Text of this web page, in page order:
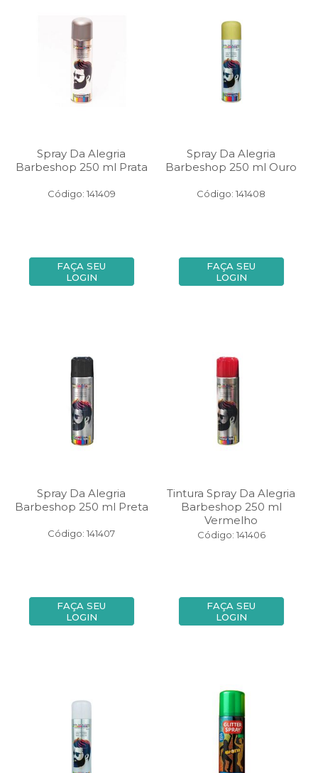
Spray Da Alegria
Barbeshop 250 ml Prata
Código: 141409
FAÇA SEU
LOGIN
Spray Da Alegria
Barbeshop 250 ml Ouro
Código: 141408
FAÇA SEU
LOGIN
Spray Da Alegria
Barbeshop 250 ml Preta
Código: 141407
FAÇA SEU
LOGIN
Tintura Spray Da Alegria
Barbeshop 250 ml
Vermelho
Código: 141406
FAÇA SEU
LOGIN